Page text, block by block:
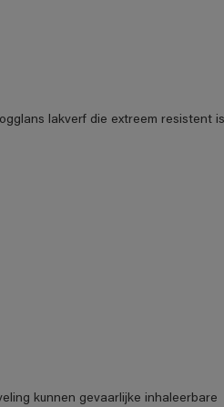
lakverf die extreem resistent is
kunnen gevaarlijke inhaleerbare